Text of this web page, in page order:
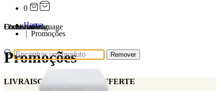
0
Localizations
Choose a language
Encontrar
Remover
O seu carrinho
Home
Promoções
Promoções
LIVRAISON STANDARD OFFERTE